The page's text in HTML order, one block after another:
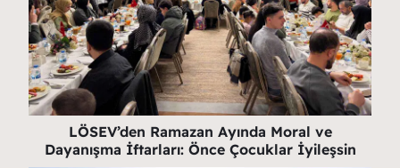
LÖSEV’den Ramazan Ayında Moral ve
Dayanışma İftarları: Önce Çocuklar İyileşsin